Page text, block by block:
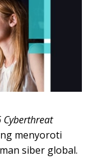
Cyberthreat
menyoroti
siber global.